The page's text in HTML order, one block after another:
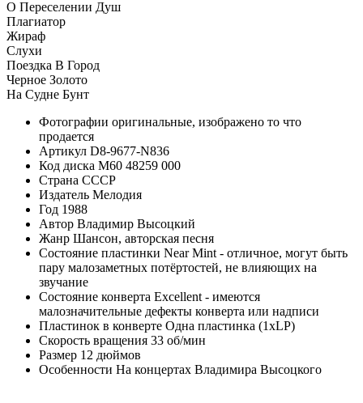
О Переселении Душ
Плагиатор
Жираф
Слухи
Поездка В Город
Черное Золото
На Судне Бунт
Фотографии оригинальные, изображено то что
продается
Артикул D8-9677-N836
Код диска М60 48259 000
Страна СССР
Издатель Мелодия
Год 1988
Автор Владимир Высоцкий
Жанр Шансон, авторская песня
Состояние пластинки Near Mint - отличное, могут быть
пару малозаметных потёртостей, не влияющих на
звучание
Состояние конверта Excellent - имеются
малозначительные дефекты конверта или надписи
Пластинок в конверте Одна пластинка (1xLP)
Скорость вращения 33 об/мин
Размер 12 дюймов
Особенности На концертах Владимира Высоцкого